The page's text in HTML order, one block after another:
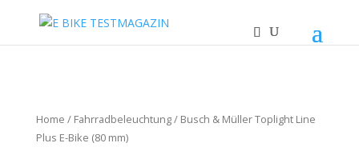
Home / Fahrradbeleuchtung/ Busch & Müller Toplight Line
Plus E-Bike (80 mm)